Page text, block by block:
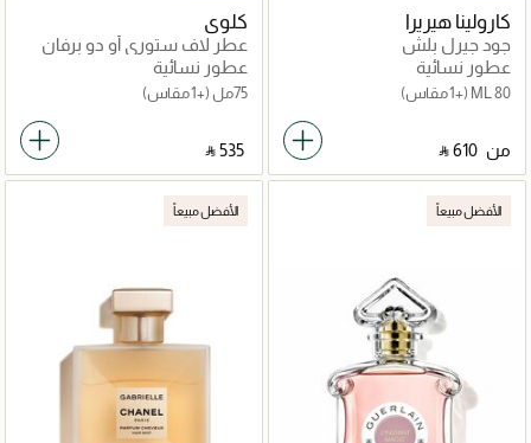
كارولينا هيريرا
جود جيرل بلش
عطور نسائية
80 ML (+1 مقاس)
من ‎ ⃁ ⁦610⁩ ‎
كلوي
عطر لاف ستوري أو دو برفان
عطور نسائية
75مل (+1 مقاس)
‎ ⃁ ⁦535⁩ ‎
الأفضل مبيعاً الأفضل مبيعاً